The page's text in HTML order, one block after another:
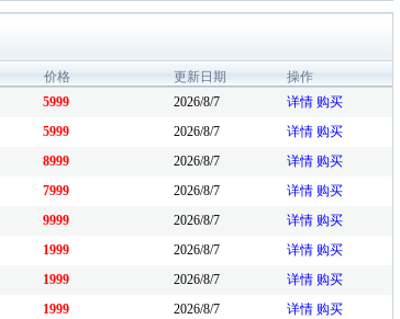
价格 更新日期 操作
5999 2026/8/7 详情 购买
5999 2026/8/7 详情 购买
8999 2026/8/7 详情 购买
7999 2026/8/7 详情 购买
9999 2026/8/7 详情 购买
1999 2026/8/7 详情 购买
1999 2026/8/7 详情 购买
1999 2026/8/7 详情 购买